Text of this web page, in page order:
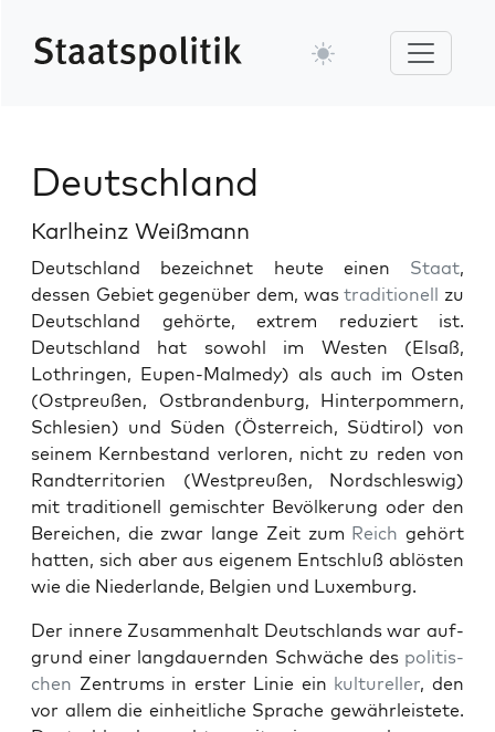
Deutschland
Karlheinz Weißmann
Deutsch­land beze­ich­net heute einen Staat,
dessen Gebi­et gegenüber dem, wastra­di­tionell zu
Deutsch­land gehörte, extrem reduziert ist.
Deutsch­land hat sowohl im West­en (Elsaß,
Lothrin­gen, Eupen-Malm­e­dy) als auch im Osten
(Ost­preußen, Ost­bran­den­burg, Hin­ter­pom­mern,
Schle­sien) und Süden (Öster­re­ich, Südtirol) von
seinem Kernbe­stand ver­loren, nicht zu reden von
Randter­ri­to­rien (West­preußen, Nord­schleswig)
mit tra­di­tionell gemis­chter Bevölkerung oder den
Bere­ichen, die zwar lange Zeit zum Reich gehört
hat­ten, sich aber aus eigen­em Entschluß ablösten
wie die Nieder­lande, Bel­gien und Lux­em­burg.
Der innere Zusam­men­halt Deutsch­lands war auf­
grund ein­er lang­dauern­den Schwäche des poli­tis­
chen Zen­trums in erster Lin­ie ein kul­tureller, den
vor allem die ein­heitliche Sprache gewährleis­tete.